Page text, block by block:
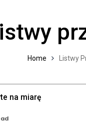
Home Listwy
na miarę